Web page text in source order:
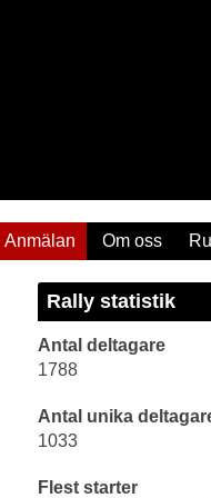
Anmälan Om oss
Rally statistik
Antal deltagare
1788
Antal unika
1033
Flest starter